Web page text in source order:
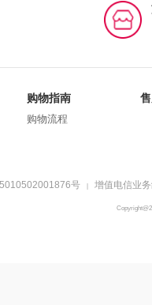
购物指南
购物流程
号 | 增值电信业